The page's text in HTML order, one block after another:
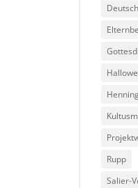
Deutsch
Rupp
Salier-